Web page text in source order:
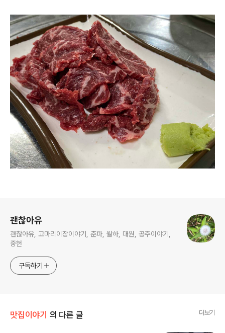
괜찮아유
괜찮아유, 고마리이장이야기, 춘파, 월하, 대원, 공주이야기,
중헌
구독하기
맛집이야기 의 다른 글 더보기